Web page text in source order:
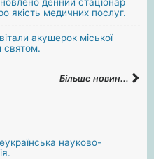
якість медичних послуг.
акушерок міської
святом.
Більше новин...
науково-